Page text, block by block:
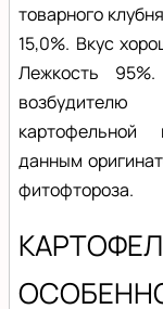
товарного
15,0%. Вкус
Лежкость
данным
фитофтороза.